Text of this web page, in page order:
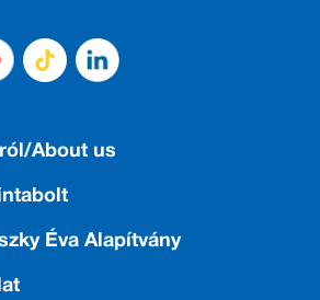
About us
Éva Alapítvány